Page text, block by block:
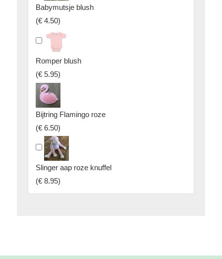
Babymutsje blush
(€ 4.50)
Romper blush
(€ 5.95)
Bijtring Flamingo roze
(€ 6.50)
Slinger aap roze knuffel
(€ 8.95)